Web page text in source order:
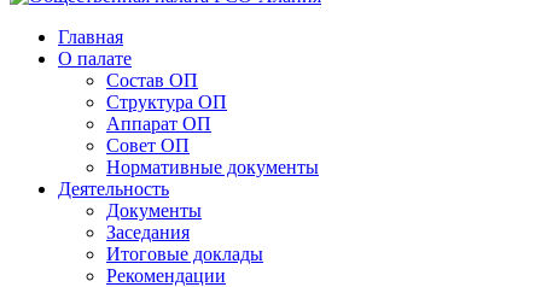
Главная
О палате
Состав ОП
Структура ОП
Аппарат ОП
Совет ОП
Нормативные документы
Деятельность
Документы
Заседания
Итоговые доклады
Рекомендации